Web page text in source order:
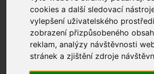
cookies a další sledovací
vylepšení uživatelského
zobrazení přizpůsobeného
reklam, analýzy návštěvnosti
stránek a zjištění zdroje